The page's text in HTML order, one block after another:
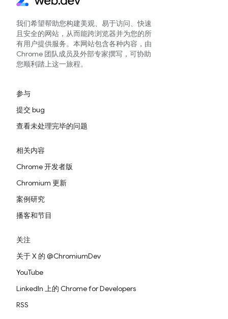
我们希望帮助您构建美观、易于访问、快速
且安全的网站，从而能跨浏览器并为您的所
有用户提供服务。本网站包含各种内容，由
Chrome 团队成员及外部专家撰写，可协助
您顺利踏上这一旅程。
参与
提交 bug
查看未处理完毕的问题
相关内容
Chrome 开发者版
Chromium 更新
案例研究
播客和节目
关注
关于 X 的 @ChromiumDev
YouTube
LinkedIn 上的 Chrome for Developers
RSS